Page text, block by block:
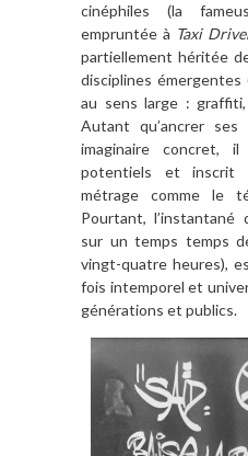
cinéphiles (la
empruntée à Taxi
partiellement héritée
disciplines
au sens large : graffiti,
Autant qu’ancrer ses
imaginaire concret,
potentiels et inscrit
métrage comme le
Pourtant, l’instantané
sur un temps temps
vingt-quatre heures),
fois intemporel et
générations et publics.